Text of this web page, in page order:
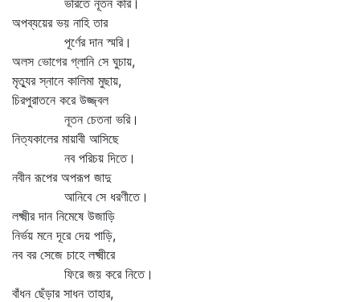
ভরিতে নূতন করি।
অপব্যয়ের ভয় নাহি তার
পূর্ণের দান স্মরি।
অলস ভোগের গ্লানি সে ঘুচায়,
মৃত্যুর স্নানে কালিমা মুছায়,
চিরপুরাতনে করে উজ্জ্বল
নূতন চেতনা ভরি।
নিত্যকালের মায়াবী আসিছে
নব পরিচয় দিতে।
নবীন রূপের অপরূপ জাদু
আনিবে সে ধরণীতে।
লক্ষ্মীর দান নিমেষে উজাড়ি
নির্ভয় মনে দূরে দেয় পাড়ি,
নব বর সেজে চাহে লক্ষ্মীরে
ফিরে জয় করে নিতে।
বাঁধন ছেঁড়ার সাধন তাহার,